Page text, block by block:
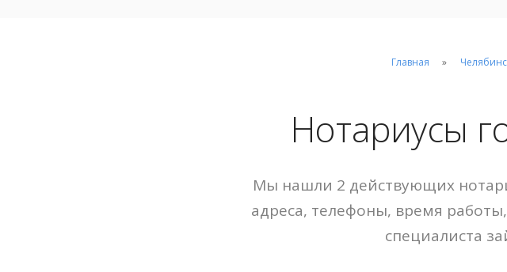
Главная
Нотариусы
Мы нашли 2 действующих
адреса, телефоны, время
специалиста